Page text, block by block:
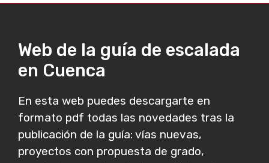
Web de la guía de escalada
en Cuenca
En esta web puedes descargarte en
formato pdf todas las novedades tras la
publicación de la guía: vías nuevas,
proyectos con propuesta de grado,